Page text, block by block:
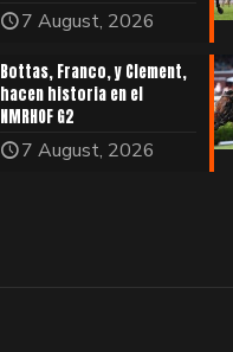
7 August, 2026
Bottas, Franco, y Clement,
hacen historia en el
NMRHOF G2
7 August, 2026